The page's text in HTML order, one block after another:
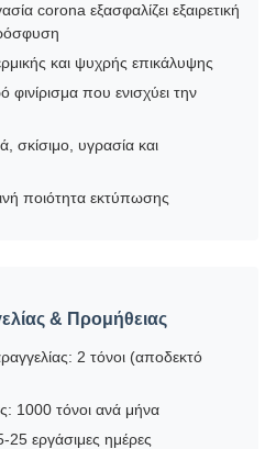
corona εξασφαλίζει εξαιρετική
και ψυχρής επικάλυψης
φινίρισμα που ενισχύει την
σκίσιμο, υγρασία και
ποιότητα εκτύπωσης
& Προμήθειας
2 τόνοι (αποδεκτό
1000 τόνοι ανά μήνα
εργάσιμες ημέρες